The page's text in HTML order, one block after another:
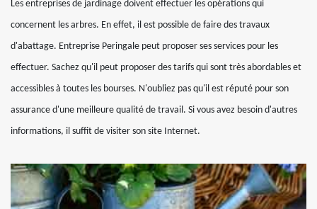
Les entreprises de jardinage doivent effectuer les opérations qui
concernent les arbres. En effet, il est possible de faire des travaux
d'abattage. Entreprise Peringale peut proposer ses services pour les
effectuer. Sachez qu'il peut proposer des tarifs qui sont très abordables et
accessibles à toutes les bourses. N'oubliez pas qu'il est réputé pour son
assurance d'une meilleure qualité de travail. Si vous avez besoin d'autres
informations, il suffit de visiter son site Internet.